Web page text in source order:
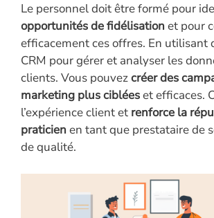
Le personnel doit être formé pour
opportunités de fidélisation et pour
efficacement ces offres. En utilisant
CRM pour gérer et analyser les
clients. Vous pouvezcréer des
marketing plus cibléeset efficaces.
l’expérience client et renforce la
praticien en tant que prestataire de
de qualité.